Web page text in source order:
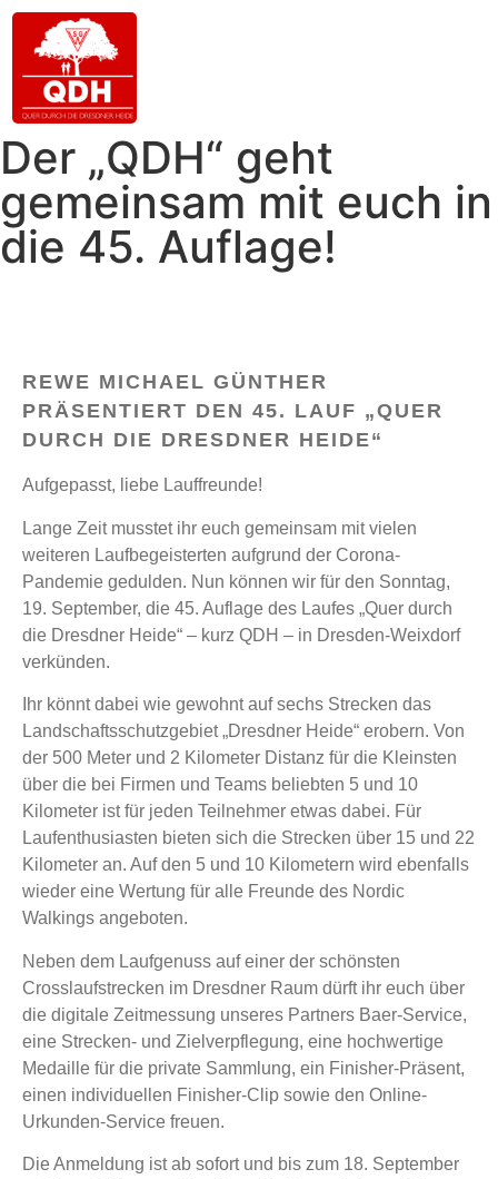
Der „QDH“ geht
gemeinsam mit euch in
die 45. Auflage!
REWE MICHAEL GÜNTHER
PRÄSENTIERT DEN 45. LAUF „QUER
DURCH DIE DRESDNER HEIDE“
Aufgepasst, liebe Lauffreunde!
Lange Zeit musstet ihr euch gemeinsam mit vielen
weiteren Laufbegeisterten aufgrund der Corona-
Pandemie gedulden. Nun können wir für den Sonntag,
19. September, die 45. Auflage des Laufes „Quer durch
die Dresdner Heide“ – kurz QDH – in Dresden-Weixdorf
verkünden.
Ihr könnt dabei wie gewohnt auf sechs Strecken das
Landschaftsschutzgebiet „Dresdner Heide“ erobern. Von
der 500 Meter und 2 Kilometer Distanz für die Kleinsten
über die bei Firmen und Teams beliebten 5 und 10
Kilometer ist für jeden Teilnehmer etwas dabei. Für
Laufenthusiasten bieten sich die Strecken über 15 und 22
Kilometer an. Auf den 5 und 10 Kilometern wird ebenfalls
wieder eine Wertung für alle Freunde des Nordic
Walkings angeboten.
Neben dem Laufgenuss auf einer der schönsten
Crosslaufstrecken im Dresdner Raum dürft ihr euch über
die digitale Zeitmessung unseres Partners Baer-Service,
eine Strecken- und Zielverpflegung, eine hochwertige
Medaille für die private Sammlung, ein Finisher-Präsent,
einen individuellen Finisher-Clip sowie den Online-
Urkunden-Service freuen.
Die Anmeldung ist ab sofort und bis zum 18. September